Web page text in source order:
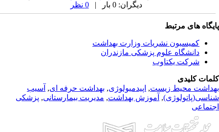
دیگران: 0 بار |
های مرتبط
کمیسیون نشریات وزارت بهداشت
دانشگاه علوم پزشکی مازندران
شرکت یکتاوب
کلیدی
محیط زیست,اپیدمیولوژی ,بهداشت حرفه ای ,آسیب
,آموزش بهداشت,مدیریت بیمارستانی, پزشکی